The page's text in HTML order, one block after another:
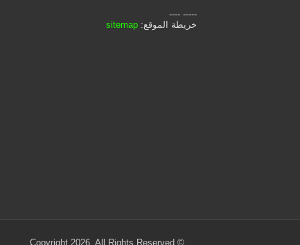
----- ----
خريطة الموقع:sitemap
© Copyright 2026, All Rights Reserved